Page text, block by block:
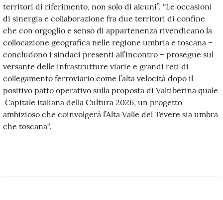
territori di riferimento, non solo di alcuni”. “Le occasioni
di sinergia e collaborazione fra due territori di confine
che con orgoglio e senso di appartenenza rivendicano la
collocazione geografica nelle regione umbria e toscana –
concludono i sindaci presenti all’incontro – prosegue sul
versante delle infrastrutture viarie e grandi reti di
collegamento ferroviario come l’alta velocità dopo il
positivo patto operativo sulla proposta di Valtiberina quale
Capitale italiana della Cultura 2026, un progetto
ambizioso che coinvolgerà l’Alta Valle del Tevere sia umbra
che toscana“.